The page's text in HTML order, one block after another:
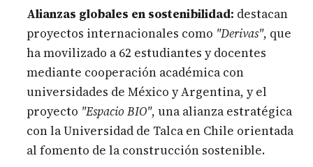
Alianzas globales en sostenibilidad: destacan
proyectos internacionales como "Derivas", que
ha movilizado a 62 estudiantes y docentes
mediante cooperación académica con
universidades de México y Argentina, y el
proyecto "Espacio BIO", una alianza estratégica
con la Universidad de Talca en Chile orientada
al fomento de la construcción sostenible.